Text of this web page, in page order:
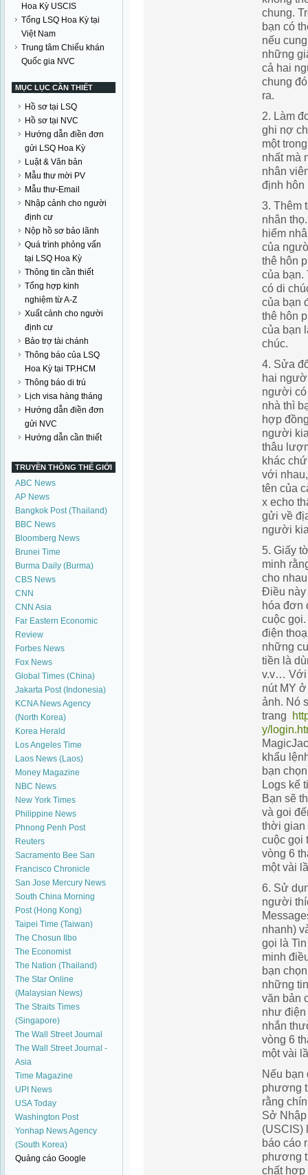
Hoa Kỳ USCIS
Tổng LSQ Hoa Kỳ tại
Việt Nam
Trung tâm Chiếu khán
Quốc gia NVC
MỤC LỤC CẦN THIẾT
Hồ sơ tại LSQ
Hồ sơ tại NVC
Hướng dẫn điền đơn
gửi LSQ Hoa Kỳ
Luật & Văn bản
Mẫu thư mời PV
Mẫu thư-Email
Nhập cảnh cho người
định cư
Nộp hồ sơ bảo lãnh
Quá trình phỏng vấn
tại LSQ Hoa Kỳ
Thông tin cần thiết
Tổng hợp kinh
nghiệm từ A-Z
Xuất cảnh cho người
định cư
Bảo trợ tài chánh
Thông báo của LSQ
Hoa Kỳ tại TP.HCM
Thông báo di trú
Lịch visa hàng tháng
Hướng dẫn điền đơn
gửi NVC
Hướng dẫn cần thiết
TRUYỀN THÔNG THẾ GIỚI
ABC News
AP News
Bangkok Post (Thailand)
BBC News
Bloomberg News
Brunei Time
Burma Daily (Burma)
CBS News
CNN
CNN Asia
Far Eastern Economic
Review
Forbes News
Fox News
Global Times (China)
Jakarta Post (Indonesia)
KCNA News Agency
(North Korea)
Korea Herald
Los Angeles Time
Laos News (Laos)
Money Magazine
NBC News
New York Times
Philippine News
Phnong Penh Post
Reuters
Sacramento Bee San
Francisco Chronicle
San Jose Mercury News
South China Morning
Post (Hong Kong)
Taipei Time (Taiwan)
The Chosun Ilbo
The Economist
The Nation (Thailand)
The Star Online
(Malaysian News)
The Straits Times
(Singapore)
The Wall Street Journal
The Wall Street Journal -
Asia
Time Magazine
UPI News
USA Today
Washington Post
Yonhap News Agency
(South Korea)
Quảng cáo Google
chung.
bạn có
nếu
những
cả hai
chung
ra.
2. Làm
ghi nợ
một
nhất mà
nhân
định hôn
3. Thêm
nhân thọ.
hiểm
của
thê hôn
của bạn.
có di
của bạn
thê hôn
của bạn
chúc.
4. Sửa
hai
người có
nhà thì
hợp
người
thâu
khác
với
tên của
x echo
gửi về
người
5. Giấy
minh
cho
Điều này
hóa đơn
cuộc
điện
những
tiền là
v.v… Với
nút MY
ảnh. Nó
trang
y/
khẩu
bạn
Logs kế
Bạn sẽ
và goi
thời gian
cuộc gọi
vòng 6
một vài
6. Sử
người
nhanh)
gọi là
minh
bạn
những
văn bản
như
nhắn
vòng 6
một vài
Nếu bạn
phương
rằng
Sở
(USCIS)
báo cáo
phương
chất hợp